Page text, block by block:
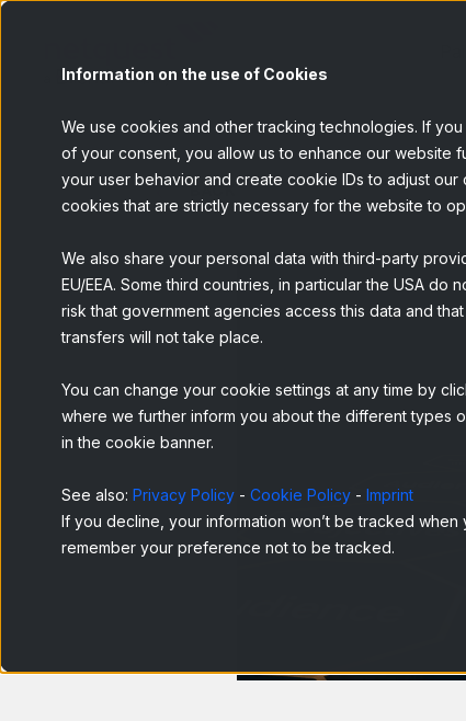
Information on the use of Cookies
We use cookies and other tracking technologies. If
of your consent, you allow us to enhance our website
your user behavior and create cookie IDs to adjust
cookies that are strictly necessary for the website to
We also share your personal data with third-party
EU/EEA. Some third countries, in particular the USA
risk that government agencies access this data and
transfers will not take place.
You can change your cookie settings at any time by
where we further inform you about the different types
in the cookie banner.
See also: Privacy Policy - Cookie Policy - Imprint
If you decline, your information won’t be tracked
remember your preference not to be tracked.
BACK